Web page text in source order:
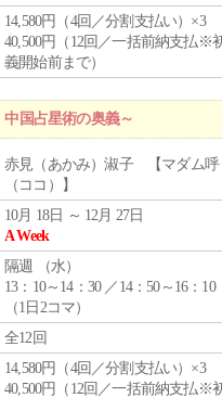
14,580円（4回／分割支払い）×3
40,500円（12回／一括前納支払※
義開始前まで）
国占星術の奥義～
赤見（あかみ）淑子 【マダム呼
（ココ）】
10月 18日 ～ 12月 27日
A Week
隔週 （水）
13：10～14：30 ／14：50～16：10
（1日2コマ）
全12回
14,580円（4回／分割支払い）×3
40,500円（12回／一括前納支払※